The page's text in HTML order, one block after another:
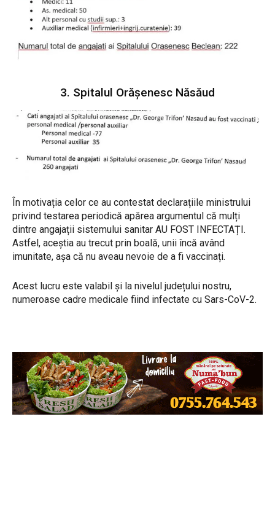
3. Spitalul Orășenesc Năsăud
În motivația celor ce au contestat declarațiile ministrului
privind testarea periodică apărea argumentul că mulți
dintre angajații sistemului sanitar AU FOST INFECTAȚI.
Astfel, aceștia au trecut prin boală, unii încă având
imunitate, așa că nu aveau nevoie de a fi vaccinați.
Acest lucru este valabil și la nivelul județului nostru,
numeroase cadre medicale fiind infectate cu Sars-CoV-2.